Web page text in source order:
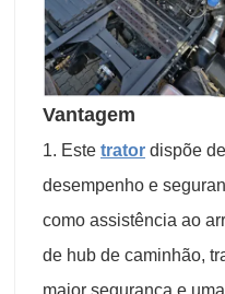
Vantagem
1. Este trator dispõe
desempenho e
como assistência ao
de hub de caminhão,